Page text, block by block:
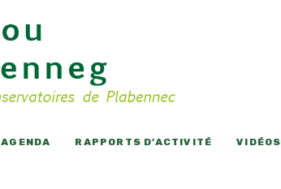
AGENDA RAPPORTS D’ACTIVITÉ VIDÉOS